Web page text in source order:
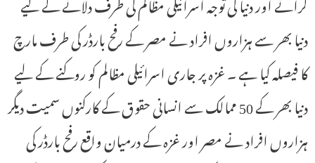
دنیا بھر سے ہزاروں افراد نے مصر کے رفح بارڈر کی طرف مارچ
کا فیصلہ کیا ہے ۔ غزہ پر جاری اسرائیلی مظالم کو روکنے کے لیے
دنیا بھر کے 50 ممالک سے انسانی حقوق کے کارکنوں سمیت دیگر
ہزاروں افراد نے مصر اور غزہ کے درمیان واقع رفح بارڈر کی